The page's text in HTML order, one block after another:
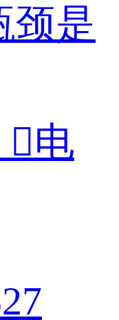
颈是
电